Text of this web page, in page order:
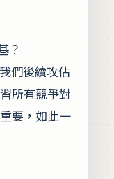
？
們後續攻佔
所有競爭對
要，如此一